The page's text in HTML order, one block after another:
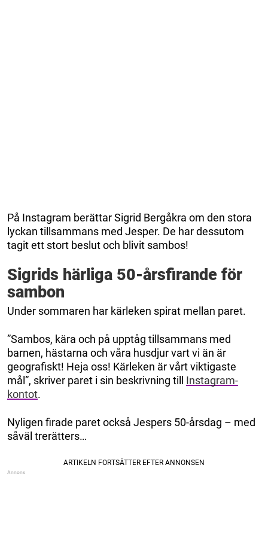
På Instagram berättar Sigrid Bergåkra om den stora
lyckan tillsammans med Jesper. De har dessutom
tagit ett stort beslut och blivit sambos!
Sigrids härliga 50-årsfirande för
sambon
Under sommaren har kärleken spirat mellan paret.
”Sambos, kära och på upptåg tillsammans med
barnen, hästarna och våra husdjur vart vi än är
geografiskt! Heja oss! Kärleken är vårt viktigaste
mål”, skriver paret i sin beskrivning till Instagram-
kontot.
Nyligen firade paret också Jespers 50-årsdag – med
såväl trerätters…